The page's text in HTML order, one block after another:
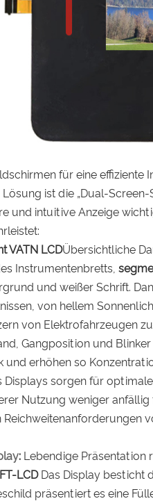
für eine effiziente
ist die „Dual-
und intuitive Anzeige
VATN LCDÜbersichtliche
Instrumentenbretts,
und weißer Schrift.
von hellem
von Elektrofahrzeugen
Gangposition und
erhöhen so
sorgen für
Nutzung weniger
: Lebendige Präsentation
LCDDas Display besticht
präsentiert es eine